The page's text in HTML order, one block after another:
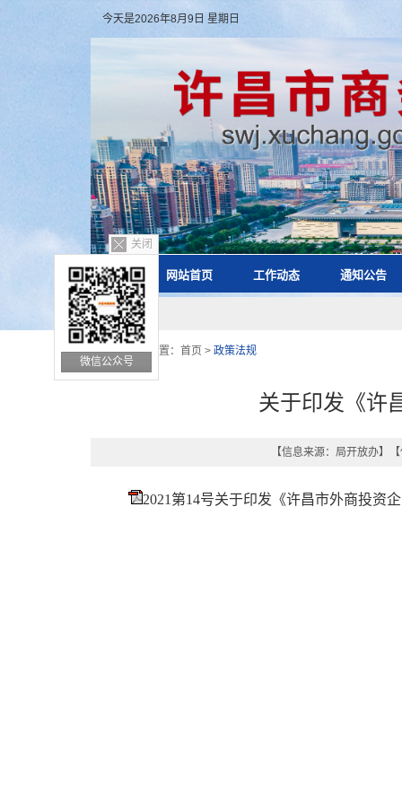
今天是2026年8月9日 星期日
网站首页 工作动态 通知公告
关闭
微信公众号
您的位置： 首页 > 政策法规
关于印发《许
【信息来源： 局开放办】
2021第14号关于印发《许昌市外商投资